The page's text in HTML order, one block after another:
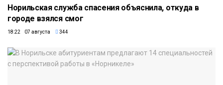
Норильская служба спасения объяснила, откуда в
городе взялся смог
18:22 07 августа 344